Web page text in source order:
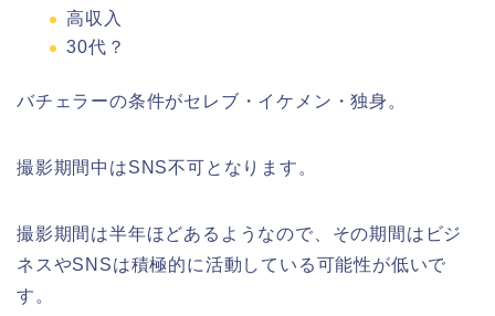
高収入
30代？
バチェラーの条件がセレブ・イケメン・独身。
撮影期間中はSNS不可となります。
撮影期間は半年ほどあるようなので、その期間はビジ
ネスやSNSは積極的に活動している可能性が低いで
す。